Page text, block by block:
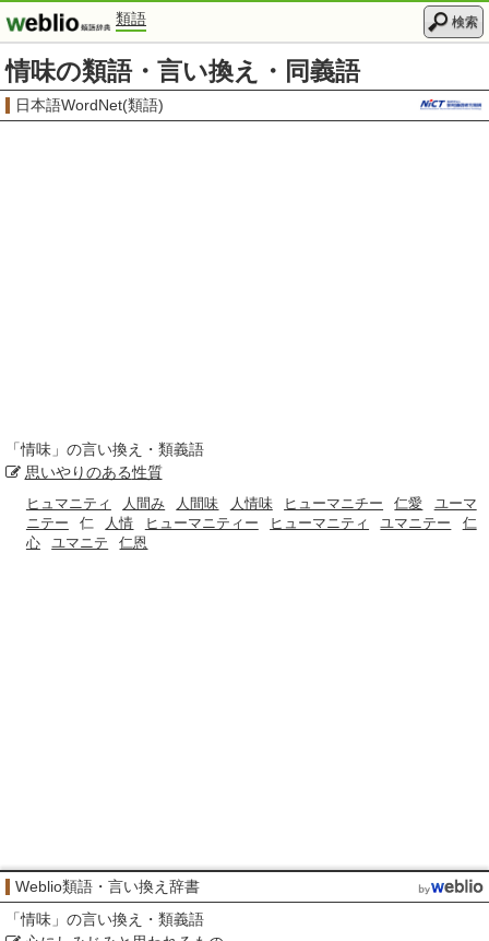
類語 検索
情味の類語・言い換え・同義語
日本語WordNet(類語)
「情味 」の言い換え・類義語
思いやりのある性質
ヒュマニティ 人間み 人間味 人情味 ヒューマニチー 仁愛
ユーマ
ニテー
仁 人情 ヒューマニティー ヒューマニティ ユマニテー
仁
心
ユマニテ 仁恩
Weblio類語・言い換え辞書
「情味 」の言い換え・類義語